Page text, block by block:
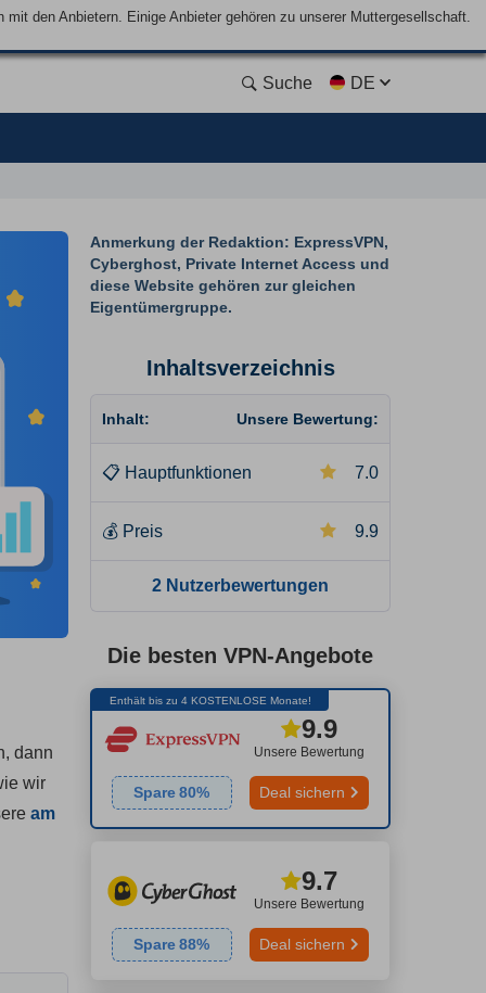
den Anbietern. Einige Anbieter gehören zu unserer Muttergesellschaft.
Suche DE
dann
wir
am
Anmerkung der Redaktion: ExpressVPN,
Cyberghost, Private Internet Access und
diese Website gehören zur gleichen
Eigentümergruppe.
Inhaltsverzeichnis
Inhalt: Unsere Bewertung:
📋 Hauptfunktionen 7.0
💰 Preis 9.9
2 Nutzerbewertungen
Die besten VPN-Angebote
Enthält bis zu 4 KOSTENLOSE Monate!
Unsere Bewertung
9.9
Spare 80% Deal sichern
Unsere Bewertung
9.7
Spare 88% Deal sichern